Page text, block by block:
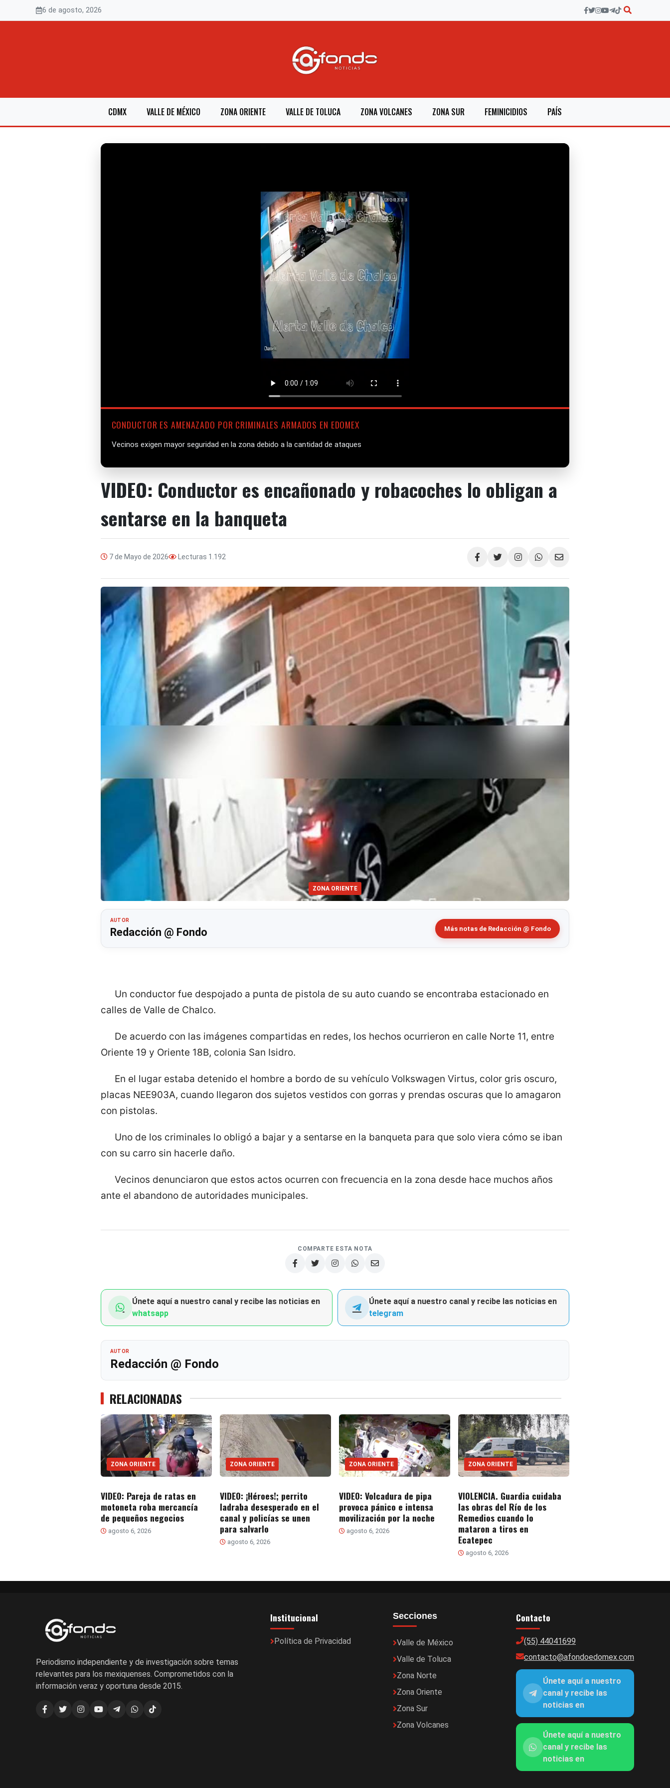
6 de agosto, 2026
CDMX VALLE DE MÉXICO ZONA ORIENTE VALLE DE TOLUCA ZONA VOLCANES ZONA SUR FEMINICIDIOS PAÍS
CONDUCTOR ES AMENAZADO POR CRIMINALES ARMADOS EN EDOMEX
Vecinos exigen mayor seguridad en la zona debido a la cantidad de ataques
VIDEO: Conductor es encañonado y robacoches lo obligan a
sentarse en la banqueta
7 de Mayo de 2026 Lecturas 1.192
Compartir
ZONA ORIENTE
AUTOR
Redacción @ Fondo Más notas de Redacción @ Fondo
Un conductor fue despojado a punta de pistola de su auto cuando se encontraba estacionado en
calles de Valle de Chalco.
De acuerdo con las imágenes compartidas en redes, los hechos ocurrieron en calle Norte 11, entre
Oriente 19 y Oriente 18B, colonia San Isidro.
En el lugar estaba detenido el hombre a bordo de su vehículo Volkswagen Virtus, color gris oscuro,
placas NEE903A, cuando llegaron dos sujetos vestidos con gorras y prendas oscuras que lo amagaron
con pistolas.
Uno de los criminales lo obligó a bajar y a sentarse en la banqueta para que solo viera cómo se iban
con su carro sin hacerle daño.
Vecinos denunciaron que estos actos ocurren con frecuencia en la zona desde hace muchos años
ante el abandono de autoridades municipales.
COMPARTE ESTA NOTA
Únete aquí a nuestro canal y recibe las noticias en
whatsapp
Únete aquí a nuestro canal y recibe las noticias en
telegram
AUTOR
Redacción @ Fondo
RELACIONADAS
ZONA ORIENTE
VIDEO: Pareja de ratas en
motoneta roba mercancía
de pequeños negocios
agosto 6, 2026
ZONA ORIENTE
VIDEO: ¡Héroes!; perrito
ladraba desesperado en el
canal y policías se unen
para salvarlo
agosto 6, 2026
ZONA ORIENTE
VIDEO: Volcadura de pipa
provoca pánico e intensa
movilización por la noche
agosto 6, 2026
ZONA ORIENTE
VIOLENCIA. Guardia cuidaba
las obras del Río de los
Remedios cuando lo
mataron a tiros en
Ecatepec
agosto 6, 2026
Periodismo independiente y de investigación sobre temas
relevantes para los mexiquenses. Comprometidos con la
información veraz y oportuna desde 2015.
Institucional
Política de Privacidad
Secciones
Valle de México
Valle de Toluca
Zona Norte
Zona Oriente
Zona Sur
Zona Volcanes
Contacto
(55) 44041699
contacto@afondoedomex.com
Únete aquí a nuestro
canal y recibe las
noticias en
Únete aquí a nuestro
canal y recibe las
noticias en